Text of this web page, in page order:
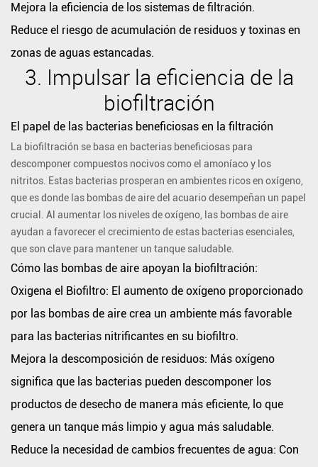
bacterias
beneficiosas
en
Cómo
las
bombas
de
aire
apoyan
la
biofiltración:
Beneficios
clave:
Mejora
del
atractivo
estético
sustento
Mejora la eficiencia de los sistemas de filtración.
Reduce el riesgo de acumulación de residuos y toxinas en
zonas de aguas estancadas.
3. Impulsar la eficiencia de la
biofiltración
El papel de las bacterias beneficiosas en la filtración
La biofiltración se basa en bacterias beneficiosas para
descomponer compuestos nocivos como el amoníaco y los
nitritos. Estas bacterias prosperan en ambientes ricos en oxígeno,
que es donde las bombas de aire del acuario desempeñan un papel
crucial. Al aumentar los niveles de oxígeno, las bombas de aire
ayudan a favorecer el crecimiento de estas bacterias esenciales,
que son clave para mantener un tanque saludable.
Cómo las bombas de aire apoyan la biofiltración:
Oxigena el Biofiltro: El aumento de oxígeno proporcionado
por las bombas de aire crea un ambiente más favorable
para las bacterias nitrificantes en su biofiltro.
Mejora la descomposición de residuos: Más oxígeno
significa que las bacterias pueden descomponer los
productos de desecho de manera más eficiente, lo que
genera un tanque más limpio y agua más saludable.
Reduce la necesidad de cambios frecuentes de agua: Con